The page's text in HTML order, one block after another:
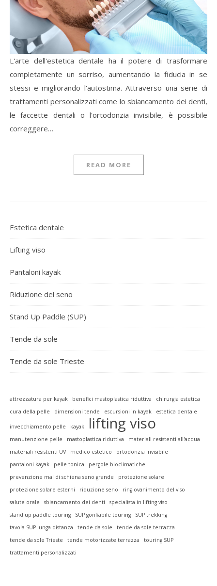
L'arte dell'estetica dentale ha il potere di trasformare
completamente un sorriso, aumentando la fiducia in se
stessi e migliorando l'autostima. Attraverso una serie di
trattamenti personalizzati come lo sbiancamento dei denti,
le faccette dentali o l'ortodonzia invisibile, è possibile
correggere…
READ MORE
Estetica dentale
Lifting viso
Pantaloni kayak
Riduzione del seno
Stand Up Paddle (SUP)
Tende da sole
Tende da sole Trieste
attrezzatura per kayak benefici mastoplastica riduttiva
chirurgia estetica
cura della pelle
dimensioni tende escursioni in kayak estetica dentale
invecchiamento pelle kayak lifting viso
manutenzione pelle mastoplastica riduttiva
materiali resistenti all'acqua
materiali resistenti UV
medico estetico
ortodonzia invisibile
pantaloni kayak
pelle tonica
pergole bioclimatiche
prevenzione mal di schiena seno grande
protezione solare
protezione solare esterni
riduzione seno
ringiovanimento del viso
salute orale
sbiancamento dei denti
specialista in lifting viso
stand up paddle touring
SUP gonfiabile touring
SUP trekking
tavola SUP lunga distanza
tende da sole
tende da sole terrazza
tende da sole Trieste
tende motorizzate terrazza
touring SUP
trattamenti personalizzati